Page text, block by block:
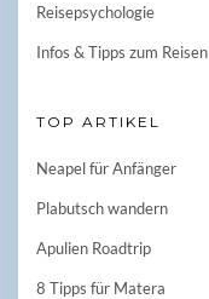
Reisepsychologie
Infos & Tipps zum Reisen
TOP ARTIKEL
Neapel für Anfänger
Plabutsch wandern
Apulien Roadtrip
8 Tipps für Matera